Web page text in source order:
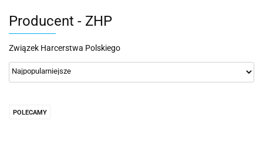
Producent - ZHP
Związek Harcerstwa Polskiego
POLECAMY